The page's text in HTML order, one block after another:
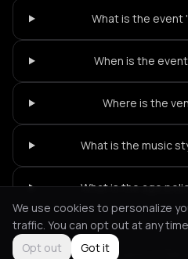
What is the event
When is the
Where is the
What is the music
What is the age
Not feeling it? All events in
We use cookies to personalize
traffic. You can opt out at any
Opt out
Got it